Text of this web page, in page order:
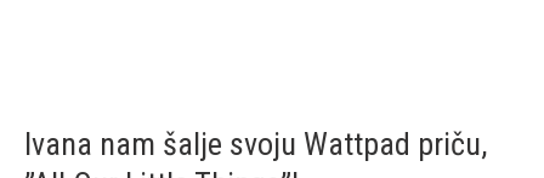
Ivana nam šalje svoju Wattpad priču,